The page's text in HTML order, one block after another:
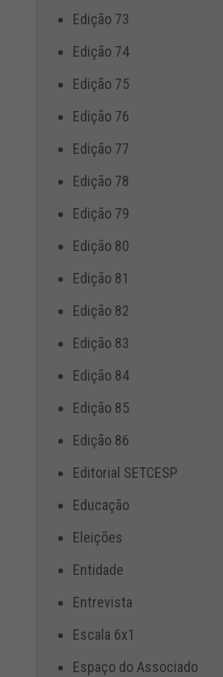
Edição 73
Edição 74
Edição 75
Edição 76
Edição 77
Edição 78
Edição 79
Edição 80
Edição 81
Edição 82
Edição 83
Edição 84
Edição 85
Edição 86
Editorial SETCESP
Educação
Eleições
Entidade
Entrevista
Escala 6x1
Espaço do Associado